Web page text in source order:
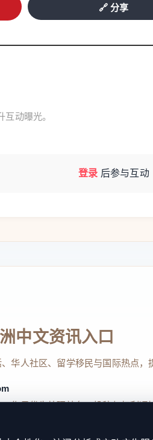
🔗 分享
动曝光。
登录 后参与互动
中文资讯入口
华人社区、留学移民与国际热点
作日优先处理站务、投稿与权利通